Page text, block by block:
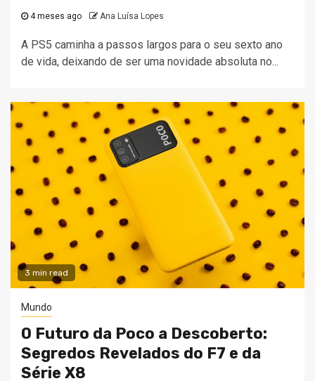
4 meses ago Ana Luísa Lopes
A PS5 caminha a passos largos para o seu sexto ano
de vida, deixando de ser uma novidade absoluta no...
3 min read
Mundo
O Futuro da Poco a Descoberto:
Segredos Revelados do F7 e da
Série X8